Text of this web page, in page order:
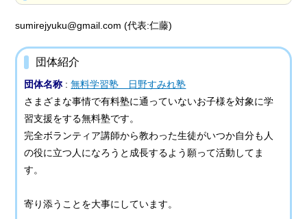
sumirejyuku@gmail.com (代表:仁藤)
団体紹介
団体名称 :無料学習塾 日野すみれ塾
さまざまな事情で有料塾に通っていないお子様を対象に学
習支援をする無料塾です。
完全ボランティア講師から教わった生徒がいつか自分も人
の役に立つ人になろうと成長するよう願って活動してま
す。
寄り添うことを大事にしています。